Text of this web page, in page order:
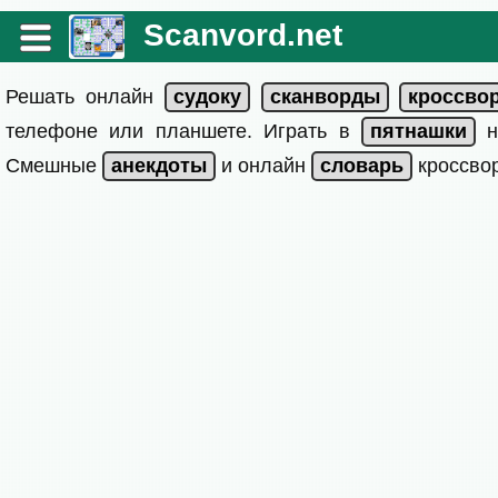
Scanvord.net
Решать онлайн
телефоне или планшете. Играть в
Смешные
и онлайн